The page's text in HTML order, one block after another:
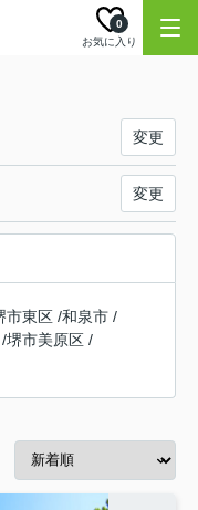
お気に入り
0
変更
変更
市東区 /和泉市 /
/堺市美原区 /